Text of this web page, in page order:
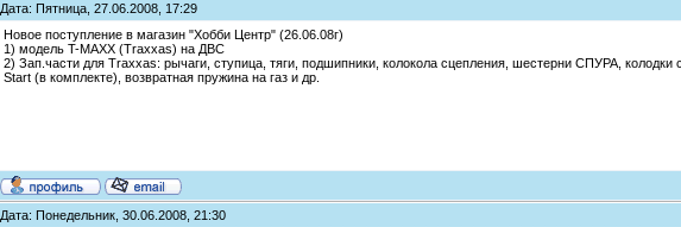
Дата: Пятница, 27.06.2008, 17:29
Новое поступление в магазин "Хобби Центр" (26.06.08г)
1) модель T-MAXX (Traxxas) на ДВС
2) Зап.части для Traxxas: рычаги, ступица, тяги, подшипники, колокола сцепления, шестерни СПУРА, колодки
Start (в комплекте), возвратная пружина на газ и др.
Дата: Понедельник, 30.06.2008, 21:30